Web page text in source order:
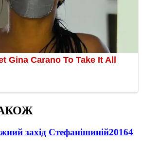
захід Стефанішиній20164